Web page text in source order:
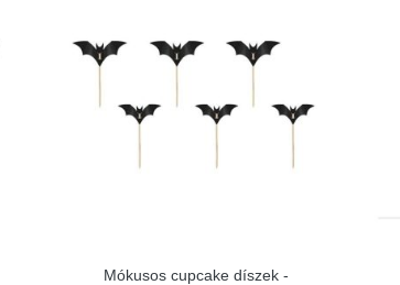
Mókusos cupcake díszek -